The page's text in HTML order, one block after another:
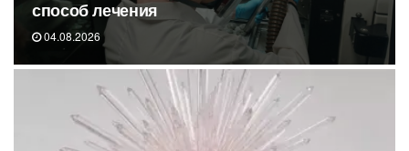
способ лечения
04.08.2026